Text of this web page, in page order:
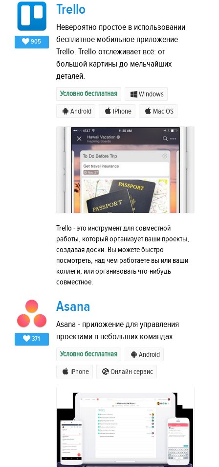
905
Trello
Невероятно простое в использовании
бесплатное мобильное приложение
Trello. Trello отслеживает всё: от
большой картины до мельчайших
деталей.
Условно бесплатная Windows
Android iPhone Mac OS
Trello - это инструмент для совместной
работы, который организует ваши проекты,
создавая доски. Вы можете быстро
посмотреть, над чем работаете вы или ваши
коллеги, или организовать что-нибудь
совместное.
371
Asana
Asana - приложение для управления
проектами в небольших командах.
Условно бесплатная Android
iPhone Онлайн сервис